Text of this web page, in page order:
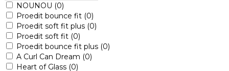
NOUNOU (0)
Proedit bounce fit (0)
Proedit soft fit plus (0)
Proedit soft fit (0)
Proedit bounce fit plus (0)
A Curl Can Dream (0)
Heart of Glass (0)